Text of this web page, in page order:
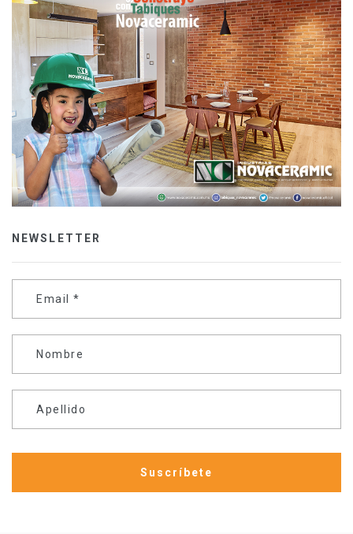
NEWSLETTER
Email *
Nombre
Apellido